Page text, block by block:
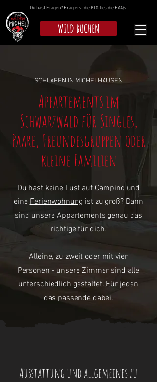
! Du hast Fragen? Frag erst die KI & lies die FAQs !
WILD BUCHEN
SCHLAFEN IN MICHELHAUSEN
Appartements im
Schwarzwald für Singles,
Paare, Freundesgruppen oder
kleine Familien
Du hast keine Lust aufCamping und
eineFerienwohnung ist zu groß? Dann
sind unsere Appartements genau das
richtige für dich.
Alleine, zu zweit oder mit vier
Personen - unsere Zimmer sind alle
unterschiedlich gestaltet. Für jeden
das passende dabei.
Ausstattung und allgemeines zu